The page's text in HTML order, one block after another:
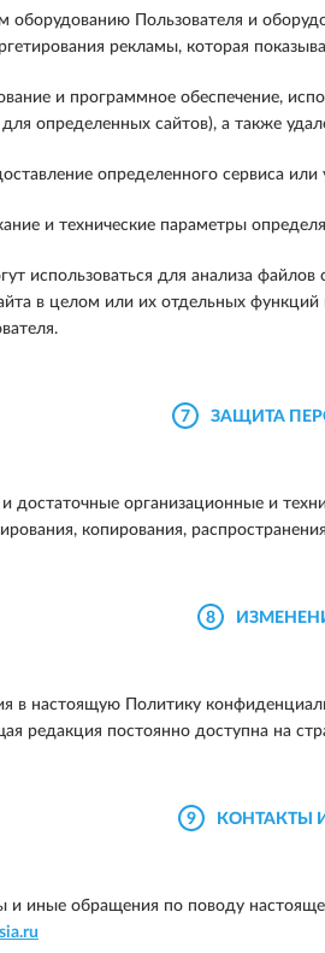
Пользователя и
рекламы, которая
и программное обеспечение,
определенных сайтов), а также
определенного сервиса
и технические параметры
использоваться для анализа
в целом или их отдельных
7 ЗАЩИТА
достаточные организационные и
копирования,
8
в настоящую Политику
редакция постоянно доступна на
9 КОНТАКТЫ
и иные обращения по поводу